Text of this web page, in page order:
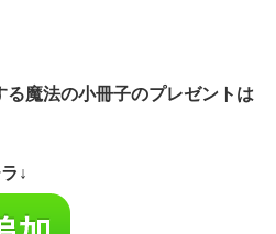
魔法の小冊子のプレゼントは
↓